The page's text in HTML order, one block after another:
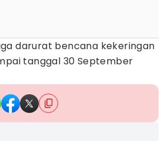
darurat bencana kekeringan
tanggal 30 September